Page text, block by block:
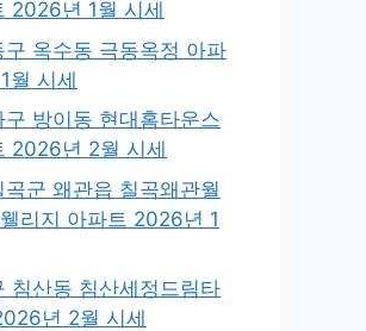
2026년 1월 시세
구 옥수동 극동옥정 아파
월 시세
구 방이동 현대홈타운스
2026년 2월 시세
군 왜관읍 칠곡왜관월
리지 아파트 2026년 1
침산동 침산세정드림타
년 2월 시세